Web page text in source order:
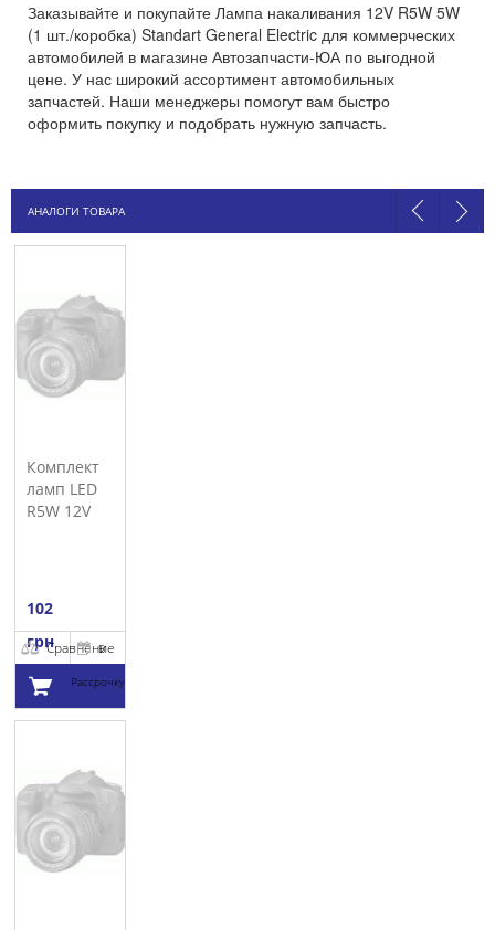
Заказывайте и покупайте Лампа накаливания 12V R5W 5W
(1 шт./коробка) Standart General Electric для коммерческих
автомобилей в магазине Автозапчасти-ЮА по выгодной
цене. У нас широкий ассортимент автомобильных
запчастей. Наши менеджеры помогут вам быстро
оформить покупку и подобрать нужную запчасть.
АНАЛОГИ ТОВАРА
Комплект
ламп LED
R5W 12V
102
грнСравнение
В
Рассрочку
корзину